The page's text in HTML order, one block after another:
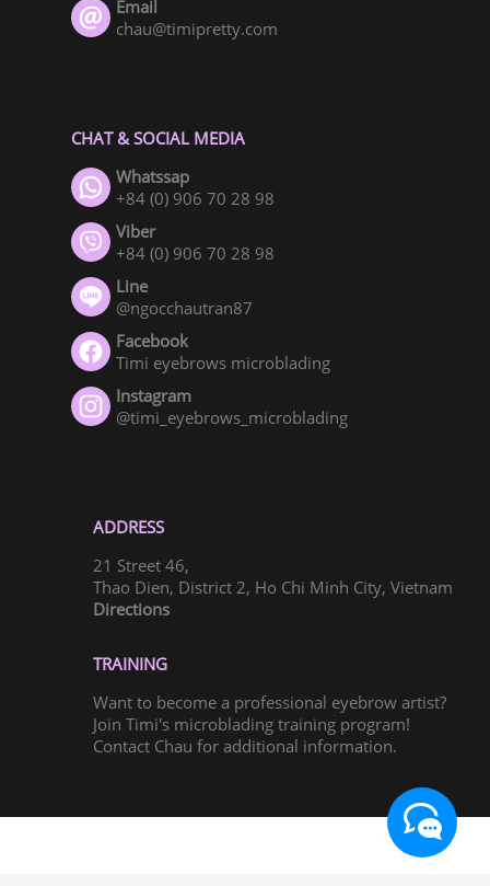
Email
chau@timipretty.com
CHAT & SOCIAL MEDIA
Whatssap
+84 (0) 906 70 28 98
Viber
+84 (0) 906 70 28 98
Line
@ngocchautran87
Facebook
Timi eyebrows microblading
Instagram
@timi_eyebrows_microblading
ADDRESS
21 Street 46,
Thao Dien, District 2, Ho Chi Minh City, Vietnam
Directions
TRAINING
Want to become a professional eyebrow artist?
Join Timi's microblading training program!
Contact Chau for additional information.